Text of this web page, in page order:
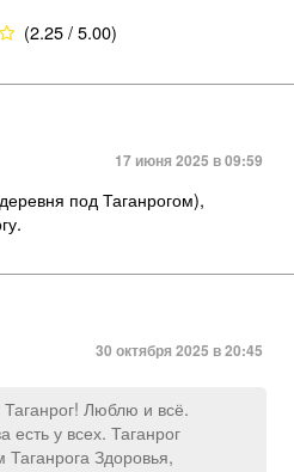
(2.25 / 5.00)
17 июня 2025 в 09:59
под Таганрогом),
30 октября 2025 в 20:45
Люблю и всё.
есть у всех. Таганрог
Здоровья,